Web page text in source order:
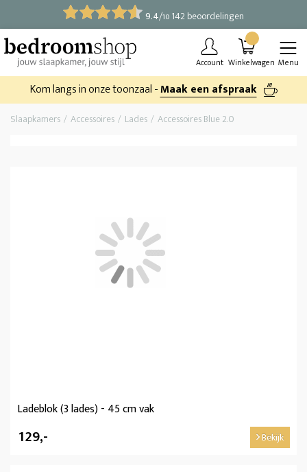
9.4/10 142 beoordelingen
Account Winkelwagen Menu
Kom langs in onze toonzaal -Maak een afspraak
Slaapkamers Accessoires Lades Accessoires Blue 2.0
Ladeblok (3 lades) - 45 cm vak
129,- Bekijk